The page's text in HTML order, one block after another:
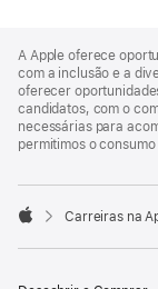
Footer
A Apple oferece
com a inclusão e a
oferecer
candidatos, com o
necessárias para
permitimos o

Carreiras na